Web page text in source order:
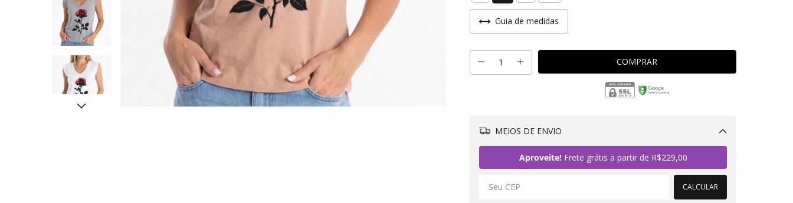
Guia de medidas
MEIOS DE ENVIO
Aproveite!Frete grátis a partir de R$229,00
CALCULAR